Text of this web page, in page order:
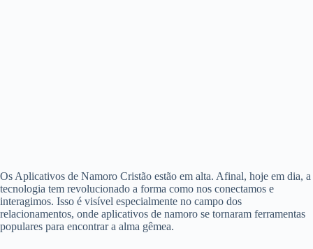
Os Aplicativos de Namoro Cristão estão em alta. Afinal, hoje em dia, a
tecnologia tem revolucionado a forma como nos conectamos e
interagimos. Isso é visível especialmente no campo dos
relacionamentos, onde aplicativos de namoro se tornaram ferramentas
populares para encontrar a alma gêmea.